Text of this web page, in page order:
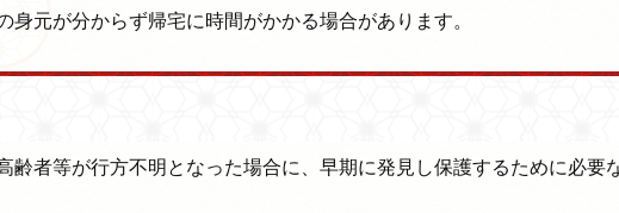
元が分からず帰宅に時間がかかる場合があります。
者等が行方不明となった場合に、早期に発見し保護するために必要